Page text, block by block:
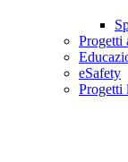
Progetti
eSafety
Progetti